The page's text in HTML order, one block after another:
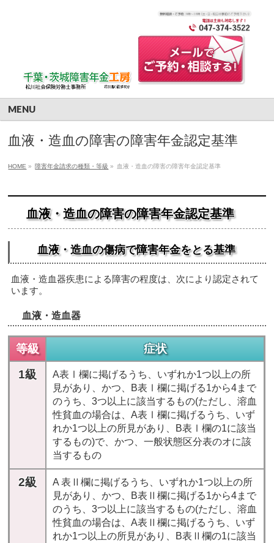
MENU
血液・造血の障害の障害年金認定基準
HOME » 障害年金請求の種類・等級 » 血液・造血の障害の障害年金認定基準
血液・造血の障害の障害年金認定基準
血液・造血の傷病で障害年金をとる基準
血液・造血器疾患による障害の程度は、次により認定されて
います。
血液・造血器
等級
症状
1級
A表Ⅰ欄に掲げるうち、いずれか1つ以上の所
見があり、かつ、B表Ⅰ欄に掲げる1から4まで
のうち、3つ以上に該当するもの(ただし、溶血
性貧血の場合は、A表Ⅰ欄に掲げるうち、いず
れか1つ以上の所見があり、B表Ⅰ欄の1に該当
するもの)で、かつ、一般状態区分表のオに該
当するもの
2級
A 表Ⅱ欄に掲げるうち、いずれか1つ以上の所
見があり、かつ、B表Ⅱ欄に掲げる1から4まで
のうち、3つ以上に該当するもの(ただし、溶血
性貧血の場合は、A表Ⅱ欄に掲げるうち、いず
れか1つ以上の所見があり、B表Ⅱ欄の1に該当